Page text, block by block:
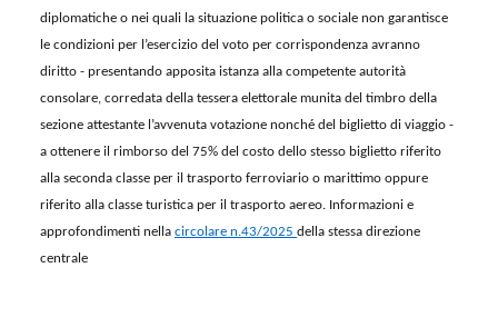
diplomatiche o nei quali la situazione politica o sociale non garantisce
le condizioni per l’esercizio del voto per corrispondenza avranno
diritto - presentando apposita istanza alla competente autorità
consolare, corredata della tessera elettorale munita del timbro della
sezione attestante l’avvenuta votazione nonché del biglietto di viaggio -
a ottenere il rimborso del 75% del costo dello stesso biglietto riferito
alla seconda classe per il trasporto ferroviario o marittimo oppure
riferito alla classe turistica per il trasporto aereo. Informazioni e
approfondimenti nella circolare n.43/2025 della stessa direzione
centrale